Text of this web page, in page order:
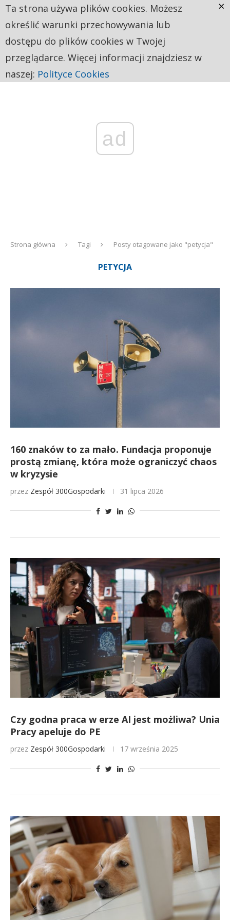
ad
Strona główna Tagi Posty otagowane jako "petycja"
PETYCJA
160 znaków to za mało. Fundacja proponuje
prostą zmianę, która może ograniczyć chaos
w kryzysie
przez Zespół 300Gospodarki 31 lipca 2026
Czy godna praca w erze AI jest możliwa? Unia
Pracy apeluje do PE
przez Zespół 300Gospodarki 17 września 2025
Ta strona używa plików cookies. Możesz
określić warunki przechowywania lub
dostępu do plików cookies w Twojej
przeglądarce. Więcej informacji znajdziesz w
naszej: Polityce Cookies
×